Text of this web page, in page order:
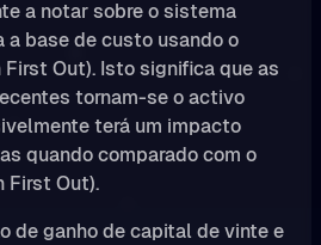
a notar sobre o sistema
a base de custo usando o
First Out). Isto significa que as
tornam-se o activo
terá um impacto
quando comparado com o
First Out).
de ganho de capital de vinte e